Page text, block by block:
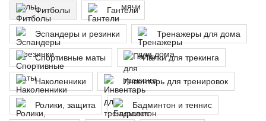
Фитболы Гантели
Эспандеры и резинки Тренажеры для дома
Спортивные маты Палки для трекинга
Наколенники Инвентарь для тренировок
Ролики, защита Бадминтон и теннис